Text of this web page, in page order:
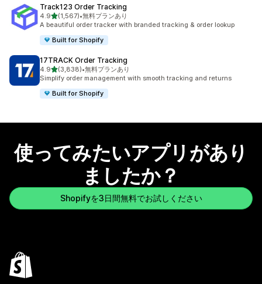
Track123 Order Tracking
4.95つ星中
(1,567)
合計レビュー数：1567件
•無料プランあり
A beautiful order tracker with branded tracking & order lookup
Built for Shopify
17TRACK Order Tracking
4.95つ星中
(3,838)
合計レビュー数：3838件
•無料プランあり
Simplify order management with smooth tracking and returns
Built for Shopify
使ってみたいアプリがあり
ましたか？
Shopifyを3日間無料でお試しください